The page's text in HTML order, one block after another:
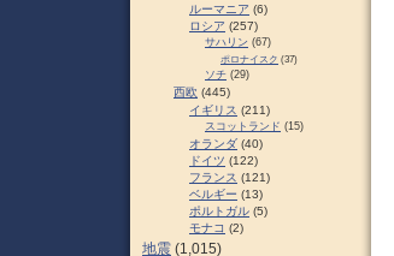
ルーマニア (6)
ロシア (257)
サハリン (67)
ポロナイスク (37)
ソチ (29)
西欧 (445)
イギリス (211)
スコットランド (15)
オランダ (40)
ドイツ (122)
フランス (121)
ベルギー (13)
ポルトガル (5)
モナコ (2)
地震 (1,015)